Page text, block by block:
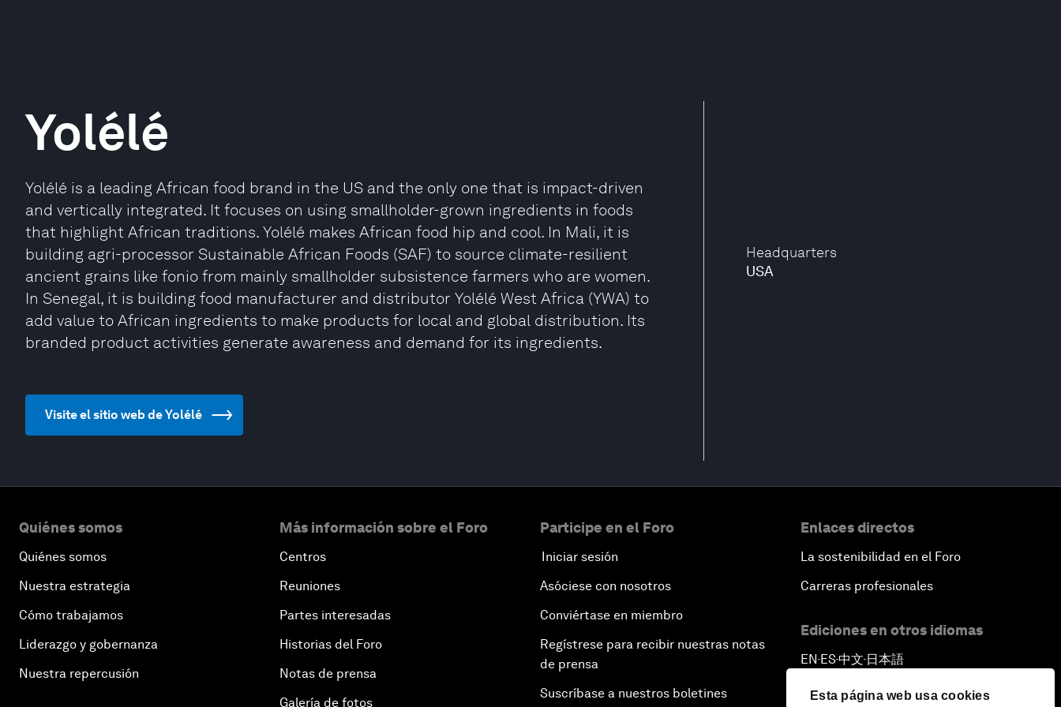
Esta página web usa cookies
Headquarters
USA
Yolélé
Yolélé is a leading African food brand in the US and the only one that is impact-driven
and vertically integrated. It focuses on using smallholder-grown ingredients in foods
that highlight African traditions. Yolélé makes African food hip and cool. In Mali, it is
building agri-processor Sustainable African Foods (SAF) to source climate-resilient
ancient grains like fonio from mainly smallholder subsistence farmers who are women.
In Senegal, it is building food manufacturer and distributor Yolélé West Africa (YWA) to
add value to African ingredients to make products for local and global distribution. Its
branded product activities generate awareness and demand for its ingredients.
Visite el sitio web de Yolélé
Quiénes somos
Quiénes somos
Nuestra estrategia
Cómo trabajamos
Liderazgo y gobernanza
Nuestra repercusión
Más información sobre el Foro
Centros
Reuniones
Partes interesadas
Historias del Foro
Notas de prensa
Galería de fotos
Participe en el Foro
Iniciar sesión
Asóciese con nosotros
Conviértase en miembro
Regístrese para recibir nuestras notas
de prensa
Suscríbase a nuestros boletines
Enlaces directos
La sostenibilidad en el Foro
Carreras profesionales
Ediciones en otros idiomas
EN ▪ES▪中文▪ 日本語